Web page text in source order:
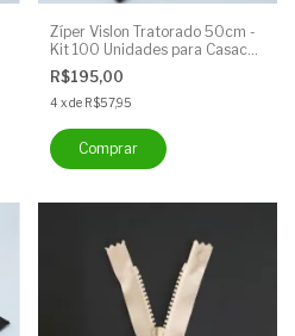
Zíper Vislon Tratorado 50cm -
Kit 100 Unidades para Casacos
e Jaquetas | Cor: Preto
R$195,00
4 xde R$57,95